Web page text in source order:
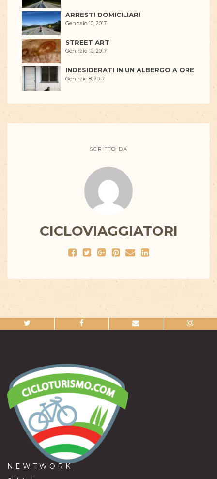
ARRESTI DOMICILIARI
Gennaio 10, 2017
STREET ART
Gennaio 10, 2017
INDESIDERATI IN UN ALBERGO A ORE
Gennaio 8, 2017
SCRITTO DA
CICLOVIAGGIATORI
NEWTWORK